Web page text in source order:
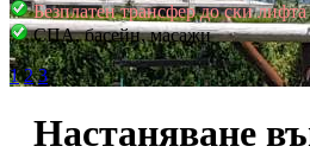
Безплатен трансфер до ски лифта
СПА, басейн, масажи
1 2 3
Настаняване